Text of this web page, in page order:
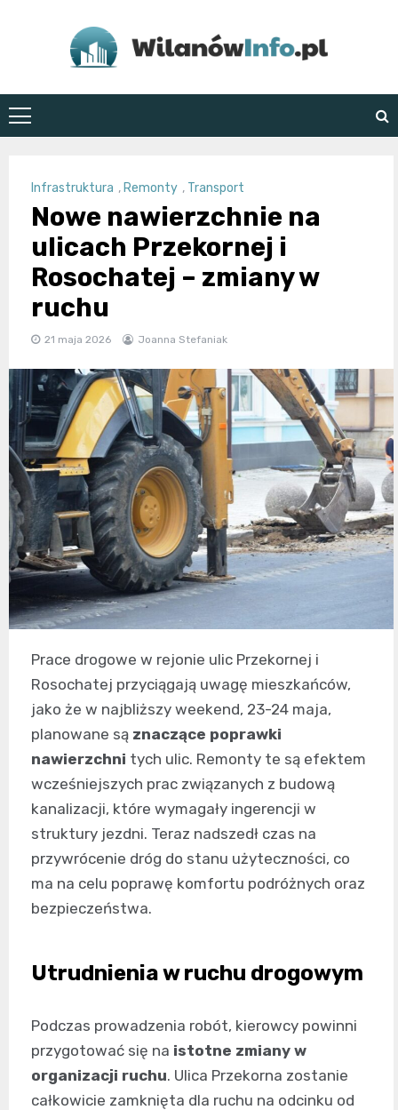
WilanówInfo.pl
Infrastruktura , Remonty , Transport
Nowe nawierzchnie na
ulicach Przekornej i
Rosochatej – zmiany w
ruchu
21 maja 2026 Joanna Stefaniak
Prace drogowe w rejonie ulic Przekornej i
Rosochatej przyciągają uwagę mieszkańców,
jako że w najbliższy weekend, 23-24 maja,
planowane są znaczące poprawki
nawierzchni tych ulic. Remonty te są efektem
wcześniejszych prac związanych z budową
kanalizacji, które wymagały ingerencji w
struktury jezdni. Teraz nadszedł czas na
przywrócenie dróg do stanu użyteczności, co
ma na celu poprawę komfortu podróżnych oraz
bezpieczeństwa.
Utrudnienia w ruchu drogowym
Podczas prowadzenia robót, kierowcy powinni
przygotować się na istotne zmiany w
organizacji ruchu. Ulica Przekorna zostanie
całkowicie zamknięta dla ruchu na odcinku od